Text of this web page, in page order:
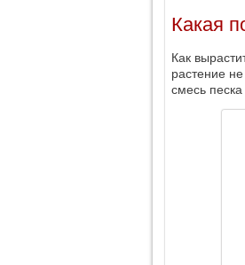
Какая
Как
растение
смесь